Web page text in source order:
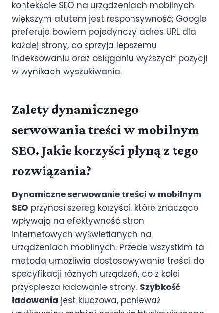
kontekście SEO na urządzeniach mobilnych
większym atutem jest responsywność; Google
preferuje bowiem pojedynczy adres URL dla
każdej strony, co sprzyja lepszemu
indeksowaniu oraz osiąganiu wyższych pozycji
w wynikach wyszukiwania.
Zalety dynamicznego
serwowania treści w mobilnym
SEO. Jakie korzyści płyną z tego
rozwiązania?
Dynamiczne serwowanie treści w mobilnym
SEO przynosi szereg korzyści, które znacząco
wpływają na efektywność stron
internetowych wyświetlanych na
urządzeniach mobilnych. Przede wszystkim ta
metoda umożliwia dostosowywanie treści do
specyfikacji różnych urządzeń, co z kolei
przyspiesza ładowanie strony. Szybkość
ładowania jest kluczowa, ponieważ